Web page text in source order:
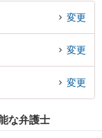
。『稲城市で土日や夜
城市内の弁護士に相談
。
変更
変更
変更
な弁護士